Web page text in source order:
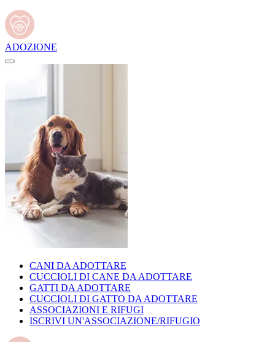
ADOZIONE
CANI DA ADOTTARE
CUCCIOLI DI CANE DA ADOTTARE
GATTI DA ADOTTARE
CUCCIOLI DI GATTO DA ADOTTARE
ASSOCIAZIONI E RIFUGI
ISCRIVI UN'ASSOCIAZIONE/RIFUGIO